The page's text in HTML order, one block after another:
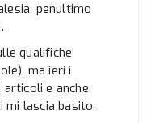
penultimo
qualifiche
ma ieri i
e anche
lascia basito.